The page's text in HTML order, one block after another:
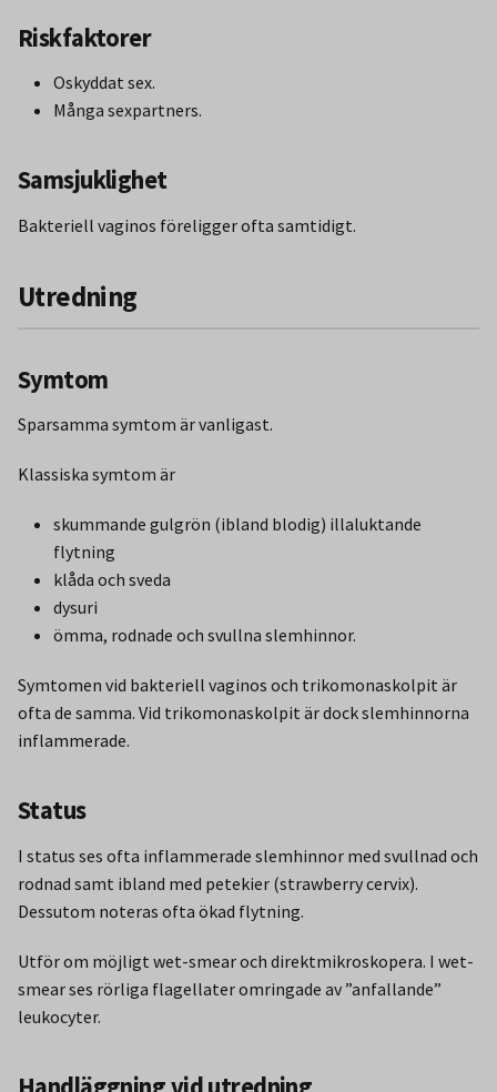
Riskfaktorer
Oskyddat sex.
Många sexpartners.
Samsjuklighet
Bakteriell vaginos föreligger ofta samtidigt.
Utredning
Symtom
Sparsamma symtom är vanligast.
Klassiska symtom är
skummande gulgrön (ibland blodig) illaluktande
flytning
klåda och sveda
dysuri
ömma, rodnade och svullna slemhinnor.
Symtomen vid bakteriell vaginos och trikomonaskolpit är
ofta de samma. Vid trikomonaskolpit är dock slemhinnorna
inflammerade.
Status
I status ses ofta inflammerade slemhinnor med svullnad och
rodnad samt ibland med petekier (strawberry cervix).
Dessutom noteras ofta ökad flytning.
Utför om möjligt wet-smear och direktmikroskopera. I wet-
smear ses rörliga flagellater omringade av ”anfallande”
leukocyter.